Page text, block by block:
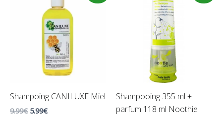
Shampoing CANILUXE Miel
9.99€
initial
était :
9.99€.
5.99€
actuel
est :
5.99€.
Shampooing 355 ml +
parfum 118 ml Noothie
initial
était :
19.90€.
actuel
est :
12.00€.